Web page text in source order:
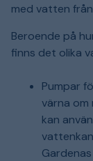
med vatten
Beroende på
finns det olika
Pumpar
värna om
kan
Gardenas